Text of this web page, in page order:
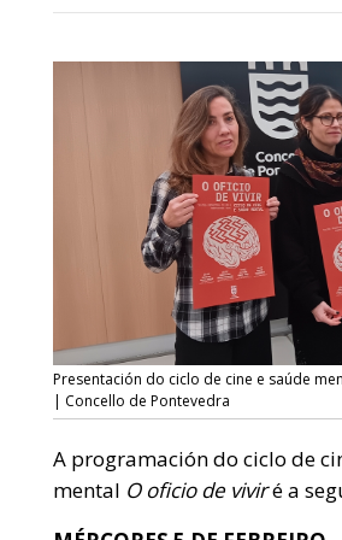
Presentación do ciclo de cine e saúde
| Concello de Pontevedra
A programación do ciclo de
mental O oficio de viviré a